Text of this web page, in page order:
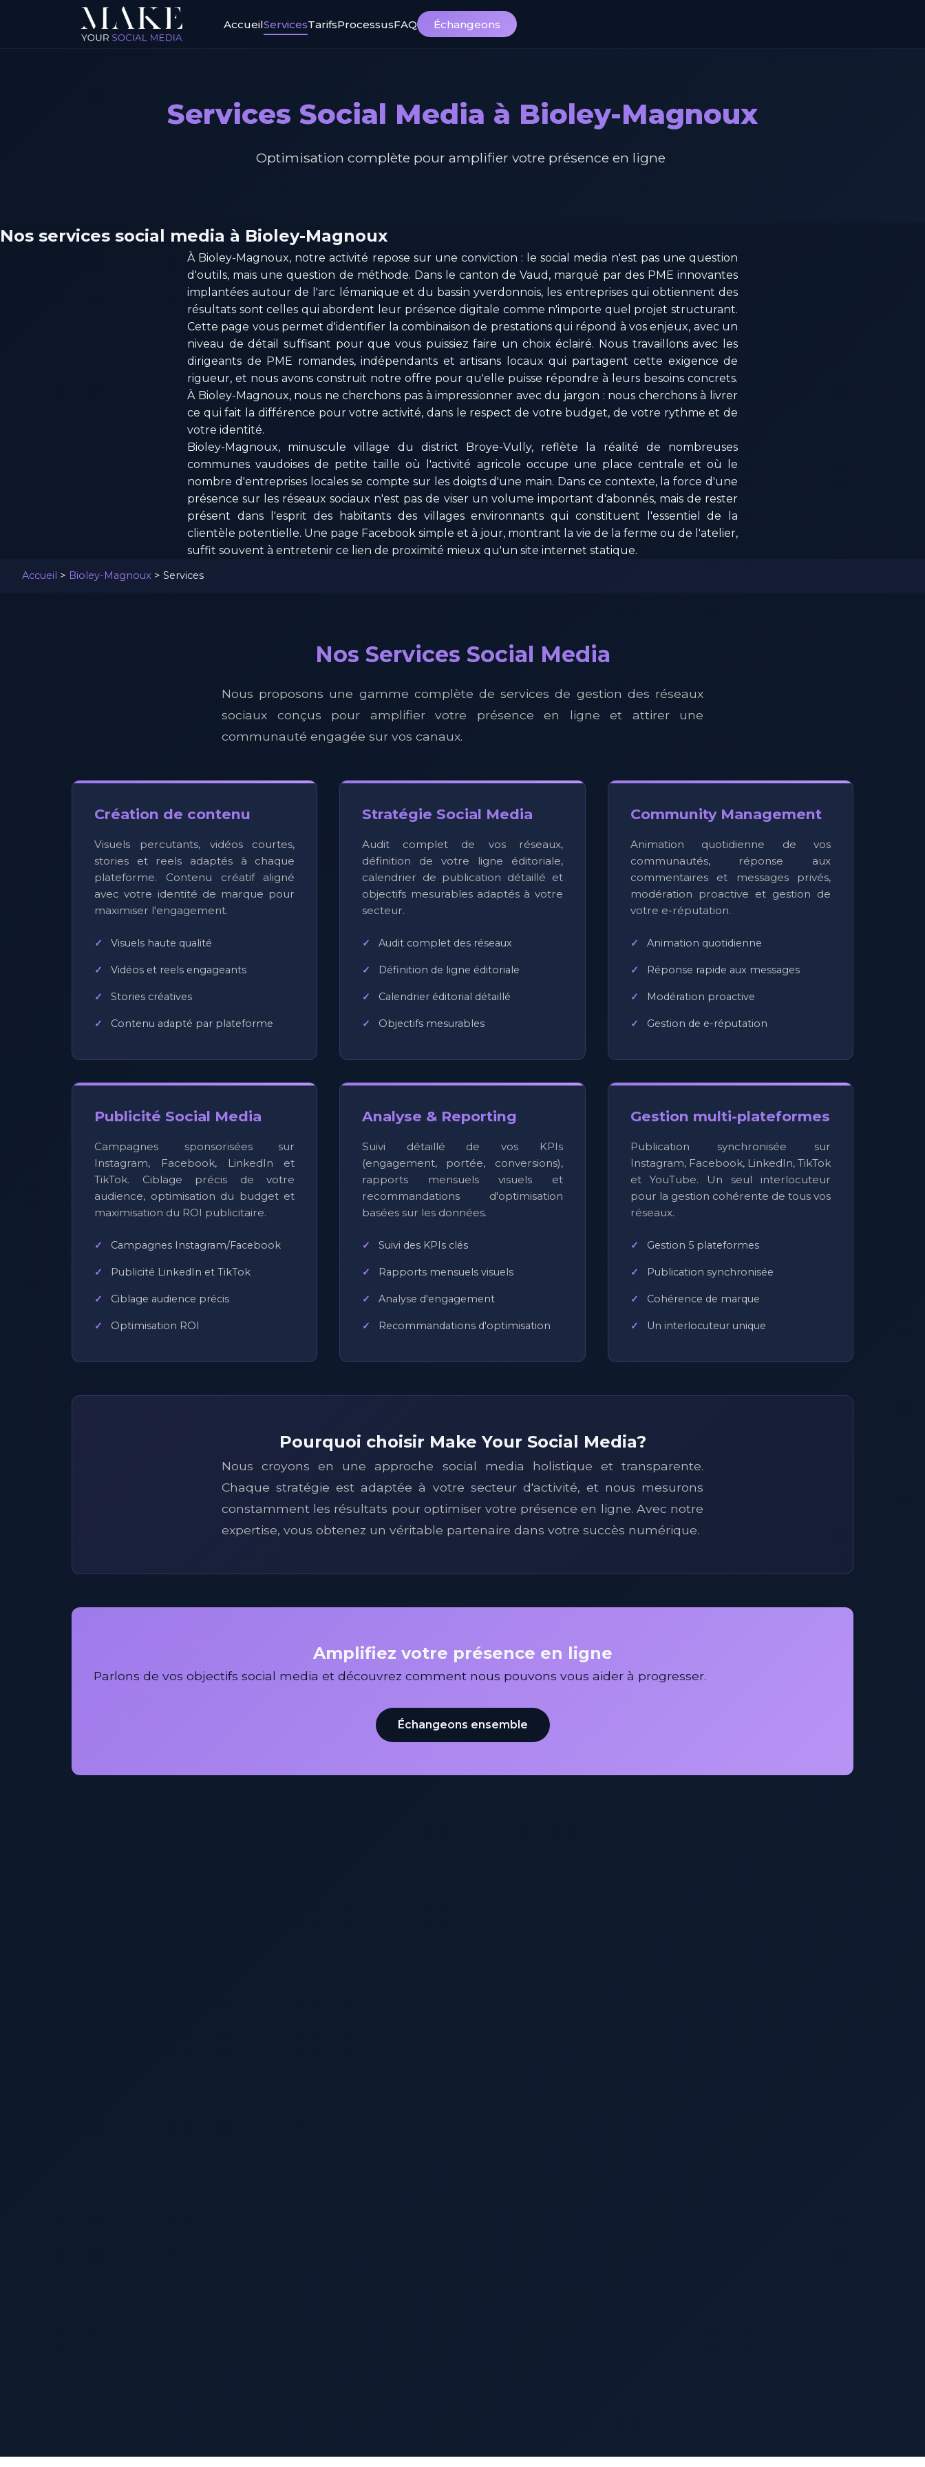
AccueilServicesTarifsProcessusFAQ Échangeons
Services Social Media à Bioley-Magnoux
Optimisation complète pour amplifier votre présence en ligne
Nos services social media à Bioley-Magnoux
À Bioley-Magnoux, notre activité repose sur une conviction : le social media n'est pas une question
d'outils, mais une question de méthode. Dans le canton de Vaud, marqué par des PME innovantes
implantées autour de l'arc lémanique et du bassin yverdonnois, les entreprises qui obtiennent des
résultats sont celles qui abordent leur présence digitale comme n'importe quel projet structurant.
Cette page vous permet d'identifier la combinaison de prestations qui répond à vos enjeux, avec un
niveau de détail suffisant pour que vous puissiez faire un choix éclairé. Nous travaillons avec les
dirigeants de PME romandes, indépendants et artisans locaux qui partagent cette exigence de
rigueur, et nous avons construit notre offre pour qu'elle puisse répondre à leurs besoins concrets.
À Bioley-Magnoux, nous ne cherchons pas à impressionner avec du jargon : nous cherchons à livrer
ce qui fait la différence pour votre activité, dans le respect de votre budget, de votre rythme et de
votre identité.
Bioley-Magnoux, minuscule village du district Broye-Vully, reflète la réalité de nombreuses
communes vaudoises de petite taille où l'activité agricole occupe une place centrale et où le
nombre d'entreprises locales se compte sur les doigts d'une main. Dans ce contexte, la force d'une
présence sur les réseaux sociaux n'est pas de viser un volume important d'abonnés, mais de rester
présent dans l'esprit des habitants des villages environnants qui constituent l'essentiel de la
clientèle potentielle. Une page Facebook simple et à jour, montrant la vie de la ferme ou de l'atelier,
suffit souvent à entretenir ce lien de proximité mieux qu'un site internet statique.
Accueil > Bioley-Magnoux > Services
Nos Services Social Media
Nous proposons une gamme complète de services de gestion des réseaux
sociaux conçus pour amplifier votre présence en ligne et attirer une
communauté engagée sur vos canaux.
Création de contenu
Visuels percutants, vidéos courtes,
stories et reels adaptés à chaque
plateforme. Contenu créatif aligné
avec votre identité de marque pour
maximiser l'engagement.
Visuels haute qualité
Vidéos et reels engageants
Stories créatives
Contenu adapté par plateforme
Stratégie Social Media
Audit complet de vos réseaux,
définition de votre ligne éditoriale,
calendrier de publication détaillé et
objectifs mesurables adaptés à votre
secteur.
Audit complet des réseaux
Définition de ligne éditoriale
Calendrier éditorial détaillé
Objectifs mesurables
Community Management
Animation quotidienne de vos
communautés, réponse aux
commentaires et messages privés,
modération proactive et gestion de
votre e-réputation.
Animation quotidienne
Réponse rapide aux messages
Modération proactive
Gestion de e-réputation
Publicité Social Media
Campagnes sponsorisées sur
Instagram, Facebook, LinkedIn et
TikTok. Ciblage précis de votre
audience, optimisation du budget et
maximisation du ROI publicitaire.
Campagnes Instagram/Facebook
Publicité LinkedIn et TikTok
Ciblage audience précis
Optimisation ROI
Analyse & Reporting
Suivi détaillé de vos KPIs
(engagement, portée, conversions),
rapports mensuels visuels et
recommandations d'optimisation
basées sur les données.
Suivi des KPIs clés
Rapports mensuels visuels
Analyse d'engagement
Recommandations d'optimisation
Gestion multi-plateformes
Publication synchronisée sur
Instagram, Facebook, LinkedIn, TikTok
et YouTube. Un seul interlocuteur
pour la gestion cohérente de tous vos
réseaux.
Gestion 5 plateformes
Publication synchronisée
Cohérence de marque
Un interlocuteur unique
Pourquoi choisir Make Your Social Media?
Nous croyons en une approche social media holistique et transparente.
Chaque stratégie est adaptée à votre secteur d'activité, et nous mesurons
constamment les résultats pour optimiser votre présence en ligne. Avec notre
expertise, vous obtenez un véritable partenaire dans votre succès numérique.
Amplifiez votre présence en ligne
Parlons de vos objectifs social media et découvrez comment nous pouvons vous aider à progresser.
Échangeons ensemble